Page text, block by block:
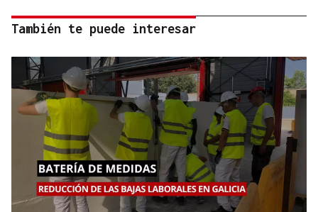
También te puede interesar